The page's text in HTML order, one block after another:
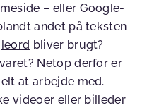
– eller Google-
andet på teksten
bliver brugt?
Netop derfor er
at arbejde med.
videoer eller billeder